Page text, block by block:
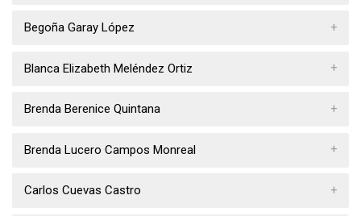
Begoña Garay López
Blanca Elizabeth Meléndez Ortiz
Brenda Berenice Quintana
Brenda Lucero Campos Monreal
Carlos Cuevas Castro